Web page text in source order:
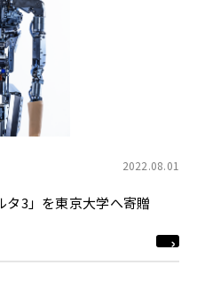
2022.08.01
3」を東京大学へ寄贈